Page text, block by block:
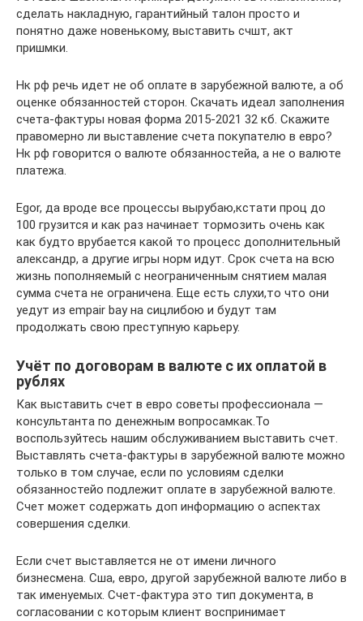
сделать накладную, гарантийный талон просто и
понятно даже новенькому, выставить счшт, акт
пришмки.
Нк рф речь идет не об оплате в зарубежной валюте, а об
оценке обязанностей сторон. Скачать идеал заполнения
счета-фактуры новая форма 2015-2021 32 кб. Скажите
правомерно ли выставление счета покупателю в евро?
Нк рф говорится о валюте обязанностейа, а не о валюте
платежа.
Egor, да вроде все процессы вырубаю,кстати проц до
100 грузится и как раз начинает тормозить очень как
как будто врубается какой то процесс дополнительный
александр, а другие игры норм идут. Срок счета на всю
жизнь пополняемый с неограниченным снятием малая
сумма счета не ограничена. Еще есть слухи,то что они
уедут из empair bay на сицлибою и будут там
продолжать свою преступную карьеру.
Учёт по договорам в валюте с их оплатой в
рублях
Как выставить счет в евро советы профессионала —
консультанта по денежным вопросамкак.То
воспользуйтесь нашим обслуживанием выставить счет.
Выставлять счета-фактуры в зарубежной валюте можно
только в том случае, если по условиям сделки
обязанностейо подлежит оплате в зарубежной валюте.
Счет может содержать доп информацию о аспектах
совершения сделки.
Если счет выставляется не от имени личного
бизнесмена. Сша, евро, другой зарубежной валюте либо в
так именуемых. Счет-фактура это тип документа, в
согласовании с которым клиент воспринимает